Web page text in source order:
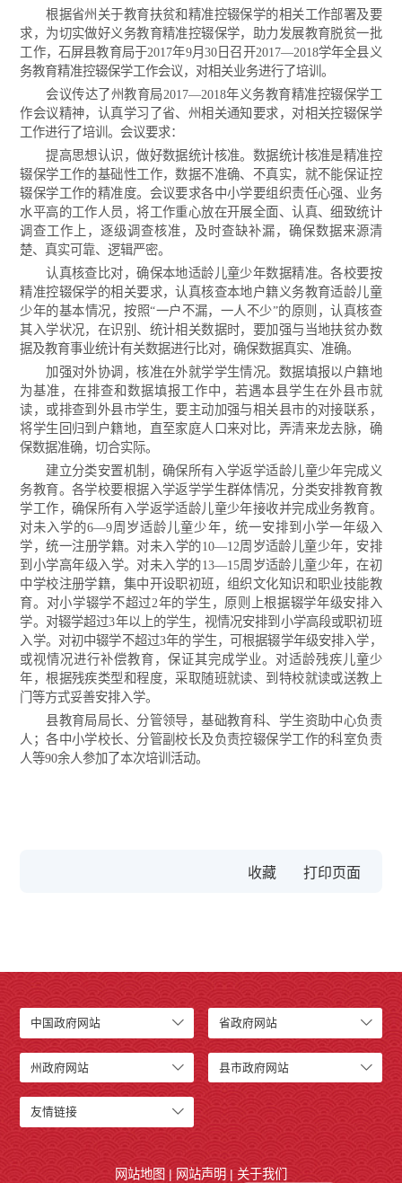
根据省州关于教育扶贫和精准控辍保学的相关工作部署及要
求，为切实做好义务教育精准控辍保学，助力发展教育脱贫一批
工作，石屏县教育局于2017年9月30日召开2017—2018学年全县义
务教育精准控辍保学工作会议，对相关业务进行了培训。
会议传达了州教育局2017—2018年义务教育精准控辍保学工
作会议精神，认真学习了省、州相关通知要求，对相关控辍保学
工作进行了培训。会议要求：
提高思想认识，做好数据统计核准。数据统计核准是精准控
辍保学工作的基础性工作，数据不准确、不真实，就不能保证控
辍保学工作的精准度。会议要求各中小学要组织责任心强、业务
水平高的工作人员，将工作重心放在开展全面、认真、细致统计
调查工作上，逐级调查核准，及时查缺补漏，确保数据来源清
楚、真实可靠、逻辑严密。
认真核查比对，确保本地适龄儿童少年数据精准。各校要按
精准控辍保学的相关要求，认真核查本地户籍义务教育适龄儿童
少年的基本情况，按照“一户不漏，一人不少”的原则，认真核查
其入学状况，在识别、统计相关数据时，要加强与当地扶贫办数
据及教育事业统计有关数据进行比对，确保数据真实、准确。
加强对外协调，核准在外就学学生情况。数据填报以户籍地
为基准，在排查和数据填报工作中，若遇本县学生在外县市就
读，或排查到外县市学生，要主动加强与相关县市的对接联系，
将学生回归到户籍地，直至家庭人口来对比，弄清来龙去脉，确
保数据准确，切合实际。
建立分类安置机制，确保所有入学返学适龄儿童少年完成义
务教育。各学校要根据入学返学学生群体情况，分类安排教育教
学工作，确保所有入学返学适龄儿童少年接收并完成业务教育。
对未入学的6—9周岁适龄儿童少年，统一安排到小学一年级入
学，统一注册学籍。对未入学的10—12周岁适龄儿童少年，安排
到小学高年级入学。对未入学的13—15周岁适龄儿童少年，在初
中学校注册学籍，集中开设职初班，组织文化知识和职业技能教
育。对小学辍学不超过2年的学生，原则上根据辍学年级安排入
学。对辍学超过3年以上的学生，视情况安排到小学高段或职初班
入学。对初中辍学不超过3年的学生，可根据辍学年级安排入学，
或视情况进行补偿教育，保证其完成学业。对适龄残疾儿童少
年，根据残疾类型和程度，采取随班就读、到特校就读或送教上
门等方式妥善安排入学。
县教育局局长、分管领导，基础教育科、学生资助中心负责
人；各中小学校长、分管副校长及负责控辍保学工作的科室负责
人等90余人参加了本次培训活动。
收藏
中国政府网站 省政府网站
州政府网站 县市政府网站
友情链接
网站地图 | 网站声明 | 关于我们